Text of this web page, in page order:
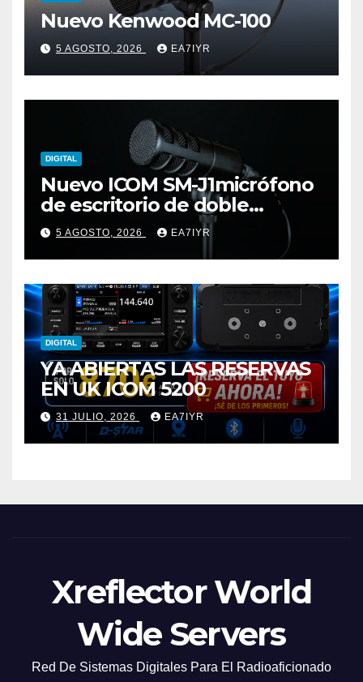
Nuevo Kenwood MC-100
5 AGOSTO, 2026 EA7IYR
DIGITAL
Nuevo ICOM SM-J1micrófono
de escritorio de doble
elemento premium
5 AGOSTO, 2026 EA7IYR
DIGITAL
YA ABIERTAS LAS RESERVAS
EN UK ICOM 5200
31 JULIO, 2026 EA7IYR
Xreflector World
Wide Servers
Red De Sistemas Digitales Para El Radioaficionado